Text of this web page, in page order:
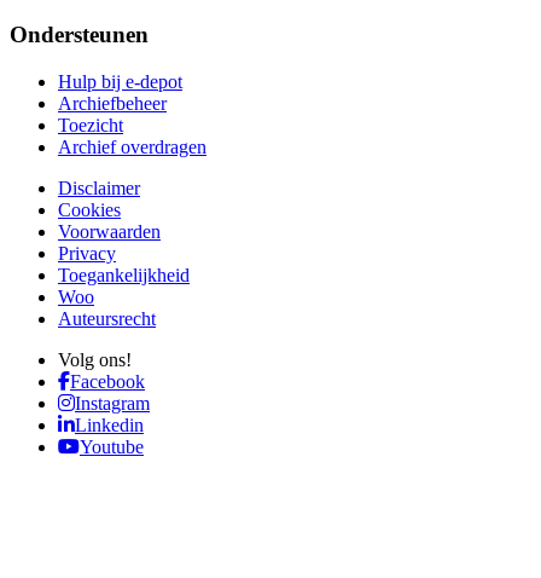
Ondersteunen
Hulp bij e-depot
Archiefbeheer
Toezicht
Archief overdragen
Disclaimer
Cookies
Voorwaarden
Privacy
Toegankelijkheid
Woo
Auteursrecht
Volg ons!
Facebook
Instagram
Linkedin
Youtube